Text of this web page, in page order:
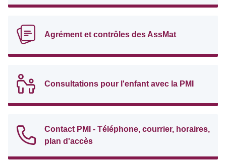
Agrément et contrôles des AssMat
Consultations pour l'enfant avec la PMI
Contact PMI - Téléphone, courrier, horaires,
plan d'accès